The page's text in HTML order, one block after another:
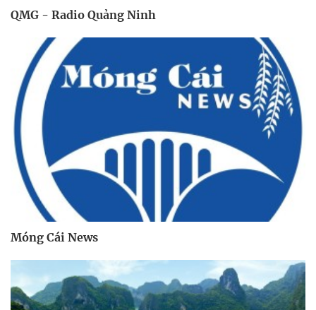
QMG - Radio Quảng Ninh
Móng Cái News